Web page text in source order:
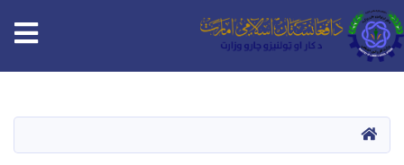
content
HOME